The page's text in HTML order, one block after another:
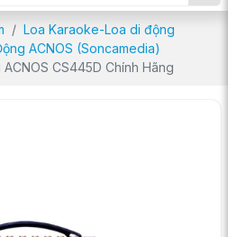
Loa Karaoke-Loa di động
ACNOS (Soncamedia)
CS445D Chính Hãng